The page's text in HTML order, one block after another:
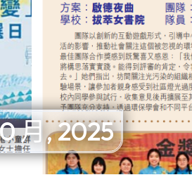
月, 2025